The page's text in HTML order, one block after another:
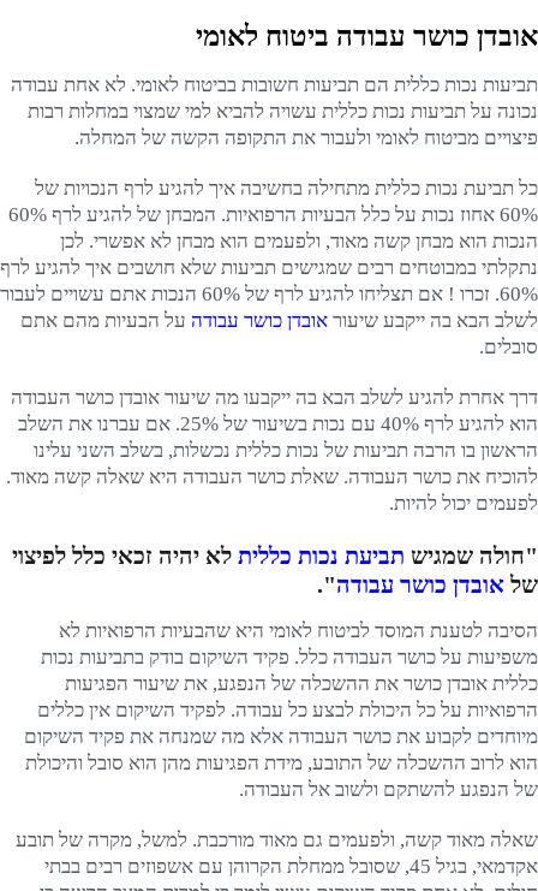
אובדן כושר עבודה ביטוח לאומי
תביעות נכות כללית הם תביעות חשובות בביטוח לאומי. לא אחת עבודה
נכונה על תביעות נכות כללית עשויה להביא למי שמצוי במחלות רבות
פיצויים מביטוח לאומי ולעבור את התקופה הקשה של המחלה.
כל תביעת נכות כללית מתחילה בחשיבה איך להגיע לרף הנכויות של
60% אחוז נכות על כלל הבעיות הרפואיות. המבחן של להגיע לרף 60%
הנכות הוא מבחן קשה מאוד, ולפעמים הוא מבחן לא אפשרי. לכן
נתקלתי במבוטחים רבים שמגישים תביעות שלא חושבים איך להגיע לרף
60%. זכרו ! אם תצליחו להגיע לרף של 60% הנכות אתם עשויים לעבור
לשלב הבא בה ייקבע שיעור אובדן כושר עבודה על הבעיות מהם אתם
סובלים.
דרך אחרת להגיע לשלב הבא בה ייקבעו מה שיעור אובדן כושר העבודה
הוא להגיע לרף 40% עם נכות בשיעור של 25%. אם עברנו את השלב
הראשון בו הרבה תביעות של נכות כללית נכשלות, בשלב השני עלינו
להוכיח את כושר העבודה. שאלת כושר העבודה היא שאלה קשה מאוד.
לפעמים יכול להיות.
"חולה שמגיש תביעת נכות כללית לא יהיה זכאי כלל לפיצוי
שלאובדן כושר עבודה".
הסיבה לטענת המוסד לביטוח לאומי היא שהבעיות הרפואיות לא
משפיעות על כושר העבודה כלל. פקיד השיקום בודק בתביעות נכות
כללית אובדן כושר את ההשכלה של הנפגע, את שיעור הפגיעות
הרפואיות על כל היכולת לבצע כל עבודה. לפקיד השיקום אין כללים
מיוחדים לקבוע את כושר העבודה אלא מה שמנחה את פקיד השיקום
הוא לרוב ההשכלה של התובע, מידת הפגיעות מהן הוא סובל והיכולת
של הנפגע להשתקם ולשוב אל העבודה.
שאלה מאוד קשה, ולפעמים גם מאוד מורכבת. למשל, מקרה של תובע
אקדמאי, בגיל 45, שסובל ממחלת הקרוהן עם אשפוזים רבים בבתי